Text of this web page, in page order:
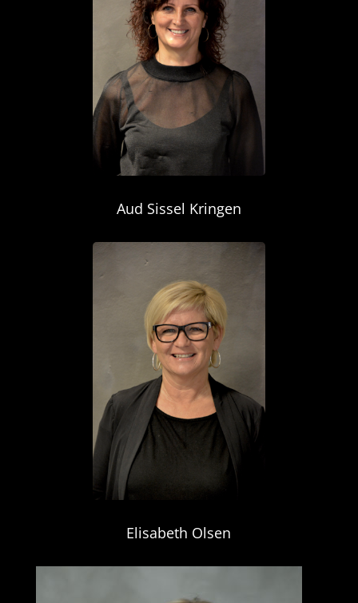
Aud Sissel Kringen
Elisabeth Olsen